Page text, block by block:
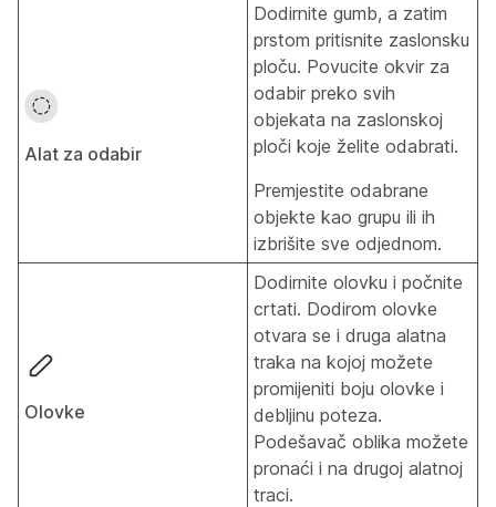
Alat za odabir
Dodirnite gumb, a zatim
prstom pritisnite zaslonsku
ploču. Povucite okvir za
odabir preko svih
objekata na zaslonskoj
ploči koje želite odabrati.
Premjestite odabrane
objekte kao grupu ili ih
izbrišite sve odjednom.
Olovke
Dodirnite olovku i počnite
crtati. Dodirom olovke
otvara se i druga alatna
traka na kojoj možete
promijeniti boju olovke i
debljinu poteza.
Podešavač oblika možete
pronaći i na drugoj alatnoj
traci.